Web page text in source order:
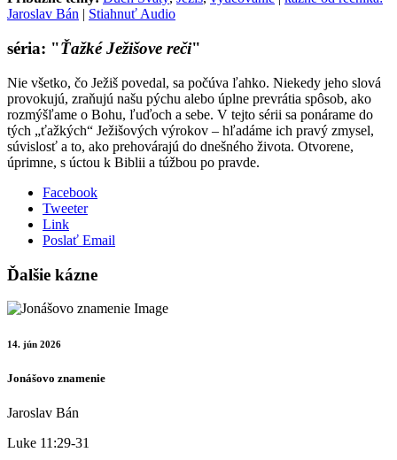
Jaroslav Bán | Stiahnuť Audio
séria: "Ťažké Ježišove reči"
Nie všetko, čo Ježiš povedal, sa počúva ľahko. Niekedy jeho slová
provokujú, zraňujú našu pýchu alebo úplne prevrátia spôsob, ako
rozmýšľame o Bohu, ľuďoch a sebe. V tejto sérii sa ponárame do
tých „ťažkých“ Ježišových výrokov – hľadáme ich pravý zmysel,
súvislosť a to, ako prehovárajú do dnešného života. Otvorene,
úprimne, s úctou k Biblii a túžbou po pravde.
Facebook
Tweeter
Link
Poslať Email
Ďalšie kázne
14. jún 2026
Jonášovo znamenie
Jaroslav Bán
Luke 11:29-31